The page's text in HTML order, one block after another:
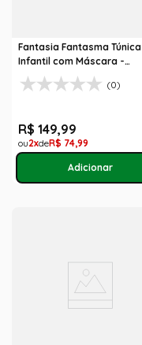
Fantasia Fantasma Túnica
Infantil com Máscara -
Halloween
(0)
R$ 149,99
2 R$ 74,99